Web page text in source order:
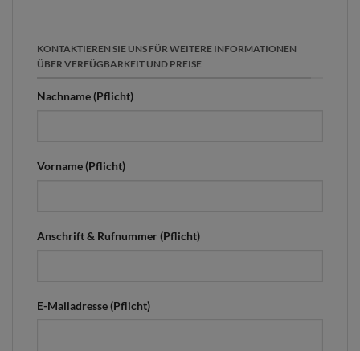
KONTAKTIEREN SIE UNS FÜR WEITERE INFORMATIONEN
ÜBER VERFÜGBARKEIT UND PREISE
Nachname (Pflicht)
Vorname (Pflicht)
Anschrift & Rufnummer (Pflicht)
E-Mailadresse (Pflicht)